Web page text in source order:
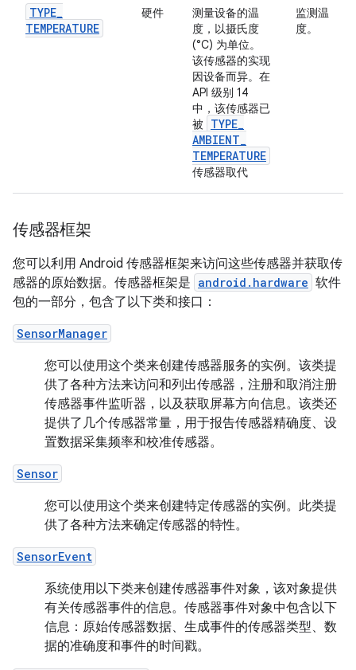
TYPE_
TEMPERATURE
硬件
测量设备的温
度，以摄氏度
(°C) 为单位。
该传感器的实现
因设备而异。在
API 级别 14
中，该传感器已
被
TYPE_
AMBIENT_
TEMPERATURE
传感器取代
监测温
度。
传感器框架
您可以利用 Android 传感器框架来访问这些传感器并获取传
感器的原始数据。传感器框架是 android.hardware 软件
包的一部分，包含了以下类和接口：
SensorManager
您可以使用这个类来创建传感器服务的实例。该类提
供了各种方法来访问和列出传感器，注册和取消注册
传感器事件监听器，以及获取屏幕方向信息。该类还
提供了几个传感器常量，用于报告传感器精确度、设
置数据采集频率和校准传感器。
Sensor
您可以使用这个类来创建特定传感器的实例。此类提
供了各种方法来确定传感器的特性。
SensorEvent
系统使用以下类来创建传感器事件对象，该对象提供
有关传感器事件的信息。传感器事件对象中包含以下
信息：原始传感器数据、生成事件的传感器类型、数
据的准确度和事件的时间戳。